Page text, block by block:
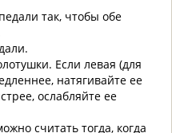
так, чтобы обе
Если левая (для
натягивайте ее
ослабляйте ее
считать тогда, когда